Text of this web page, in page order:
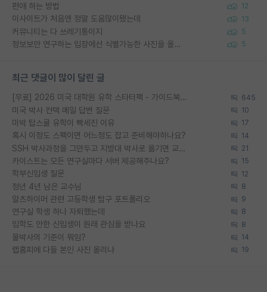
편애 하는 방법 12
이사이트가 처음엔 정말 도움많이됐는데 13
커뮤니티는 다 쓰레기통이지 5
정보보안 연구하는 입장에선 식별가능한 사진을 올리는건 비추이긴함 5
최근 댓글이 많이 달린 글
[무료] 2026 미국 대학원 유학 스타터팩 - 가이드북 & 합격자 컨택메일 템플릿 645
미국 박사 컨택 메일 답변 질문 10
미박 탑스쿨 유학이 빡세진 이유 17
혹시 이정도 스펙이면 어느정도 잡고 준비해야하나요? 14
SSH 박사과정을 그만두고 지방대 박사로 옮기면 교수의 꿈은 끝일까요? 21
카이스트는 모든 연구실마다 서버 제공해주나요? 15
학부신입생 질문 12
정년 4년 남은 교수님 8
알츠하이머 관련 고등학생 탐구 포트폴리오 9
연구실 학생 하나 자퇴했는데 8
입학도 안한 신입생이 원래 관심을 받나요 8
물박사의 기준이 뭐임? 14
랩홈피에 다들 본인 사진 올리냐 19